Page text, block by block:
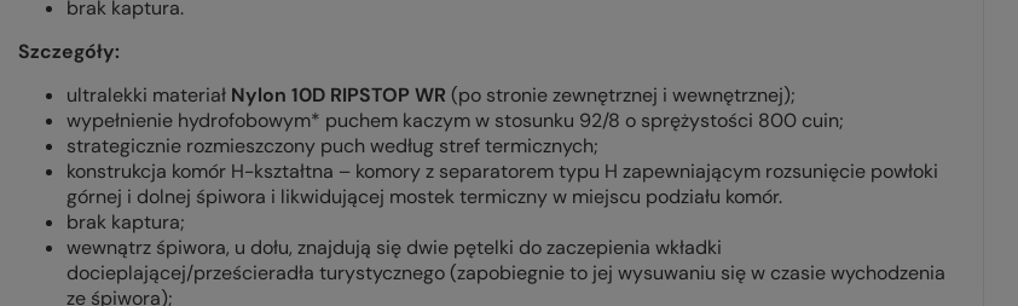
brak kaptura.
Szczegóły:
ultralekki materiał Nylon 10D RIPSTOP WR (po stronie zewnętrznej i wewnętrznej);
wypełnienie hydrofobowym* puchem kaczym w stosunku 92/8 o sprężystości 800 cuin;
strategicznie rozmieszczony puch według stref termicznych;
konstrukcja komór H-kształtna – komory z separatorem typu H zapewniającym rozsunięcie powłoki
górnej i dolnej śpiwora i likwidującej mostek termiczny w miejscu podziału komór.
brak kaptura;
wewnątrz śpiwora, u dołu, znajdują się dwie pętelki do zaczepienia wkładki
docieplającej/prześcieradła turystycznego (zapobiegnie to jej wysuwaniu się w czasie wychodzenia
ze śpiwora);